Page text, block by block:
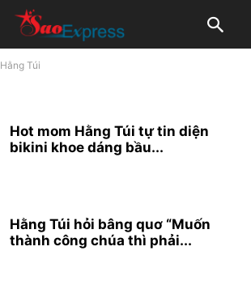
Hằng Túi
Hot mom Hằng Túi tự tin diện
bikini khoe dáng bầu...
Hằng Túi hỏi bâng quơ “Muốn
thành công chúa thì phải...